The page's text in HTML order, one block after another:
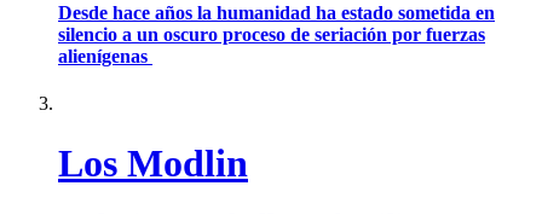
Desde hace años la humanidad ha estado sometida en
silencio a un oscuro proceso de seriación por fuerzas
alienígenas
Los Modlin